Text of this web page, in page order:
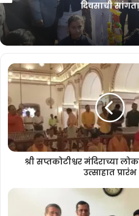
May 5, 2025
दिवसाची सांगता
श्री सप्तकोटीश्वर मंदिराच्या
उत्साहात प्रारंभ